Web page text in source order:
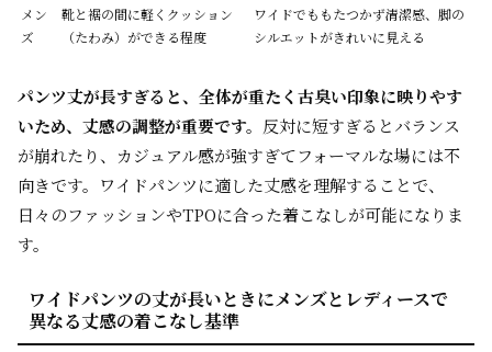
メン
ズ
靴と裾の間に軽くクッション
（たわみ）ができる程度
ワイドでももたつかず清潔感、脚の
シルエットがきれいに見える
パンツ丈が長すぎると、全体が重たく古臭い印象に映りやす
いため、丈感の調整が重要です。 反対に短すぎるとバランス
が崩れたり、カジュアル感が強すぎてフォーマルな場には不
向きです。ワイドパンツに適した丈感を理解することで、
日々のファッションやTPOに合った着こなしが可能になりま
す。
ワイドパンツの丈が長いときにメンズとレディースで
異なる丈感の着こなし基準